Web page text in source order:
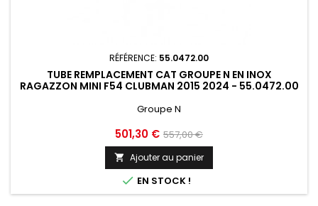
RÉFÉRENCE: 55.0472.00
TUBE REMPLACEMENT CAT GROUPE N EN INOX
RAGAZZON MINI F54 CLUBMAN 2015 2024 - 55.0472.00
Groupe N
Prix
501,30 € Prix
de
base
557,00 €
 Ajouter au panier
 EN STOCK !